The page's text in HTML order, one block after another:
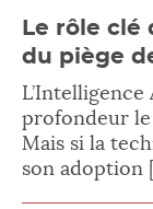
Le rôle clé
du piège
profondeur le
Mais si la
son adoption